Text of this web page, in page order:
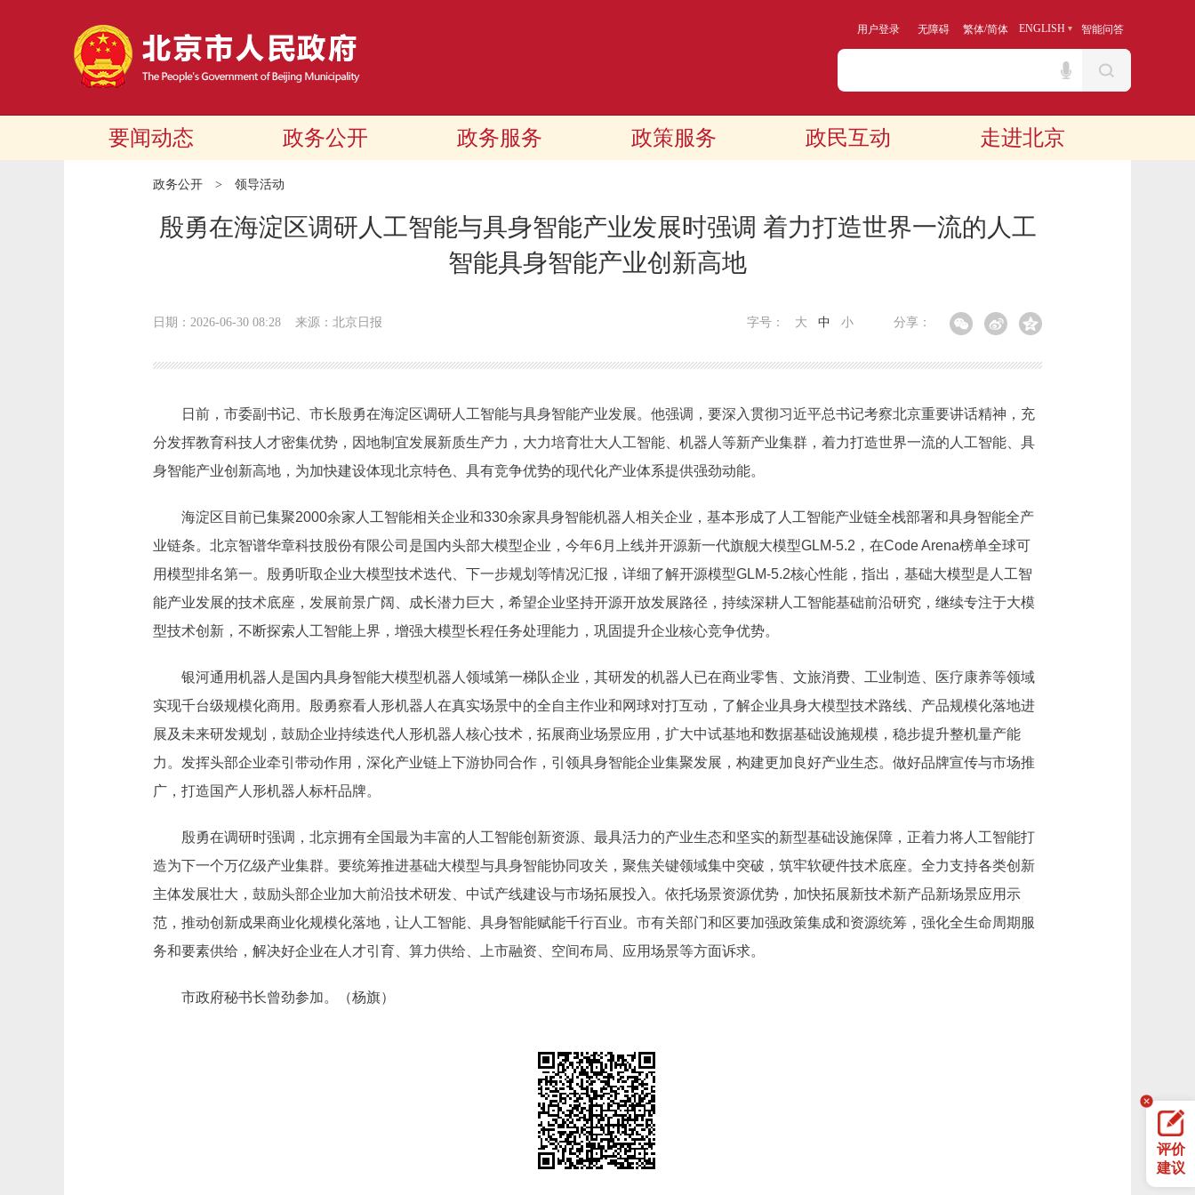
用户登录 无障碍 繁体/简体 ENGLISH 智能问答
要闻动态 政务公开 政务服务 政策服务 政民互动 走进北京
政务公开 > 领导活动
殷勇在海淀区调研人工智能与具身智能产业发展时强调 着力打造世界一流的人工
智能具身智能产业创新高地
日期：2026-06-30 08:28 来源：北京日报 分享：
字号： 大 中 小
日前，市委副书记、市长殷勇在海淀区调研人工智能与具身智能产业发展。他强调，要深入贯彻习近平总书记考察北京重要讲话精神，充
分发挥教育科技人才密集优势，因地制宜发展新质生产力，大力培育壮大人工智能、机器人等新产业集群，着力打造世界一流的人工智能、具
身智能产业创新高地，为加快建设体现北京特色、具有竞争优势的现代化产业体系提供强劲动能。
海淀区目前已集聚2000余家人工智能相关企业和330余家具身智能机器人相关企业，基本形成了人工智能产业链全栈部署和具身智能全产
业链条。北京智谱华章科技股份有限公司是国内头部大模型企业，今年6月上线并开源新一代旗舰大模型GLM-5.2，在Code Arena榜单全球可
用模型排名第一。殷勇听取企业大模型技术迭代、下一步规划等情况汇报，详细了解开源模型GLM-5.2核心性能，指出，基础大模型是人工智
能产业发展的技术底座，发展前景广阔、成长潜力巨大，希望企业坚持开源开放发展路径，持续深耕人工智能基础前沿研究，继续专注于大模
型技术创新，不断探索人工智能上界，增强大模型长程任务处理能力，巩固提升企业核心竞争优势。
银河通用机器人是国内具身智能大模型机器人领域第一梯队企业，其研发的机器人已在商业零售、文旅消费、工业制造、医疗康养等领域
实现千台级规模化商用。殷勇察看人形机器人在真实场景中的全自主作业和网球对打互动，了解企业具身大模型技术路线、产品规模化落地进
展及未来研发规划，鼓励企业持续迭代人形机器人核心技术，拓展商业场景应用，扩大中试基地和数据基础设施规模，稳步提升整机量产能
力。发挥头部企业牵引带动作用，深化产业链上下游协同合作，引领具身智能企业集聚发展，构建更加良好产业生态。做好品牌宣传与市场推
广，打造国产人形机器人标杆品牌。
殷勇在调研时强调，北京拥有全国最为丰富的人工智能创新资源、最具活力的产业生态和坚实的新型基础设施保障，正着力将人工智能打
造为下一个万亿级产业集群。要统筹推进基础大模型与具身智能协同攻关，聚焦关键领域集中突破，筑牢软硬件技术底座。全力支持各类创新
主体发展壮大，鼓励头部企业加大前沿技术研发、中试产线建设与市场拓展投入。依托场景资源优势，加快拓展新技术新产品新场景应用示
范，推动创新成果商业化规模化落地，让人工智能、具身智能赋能千行百业。市有关部门和区要加强政策集成和资源统筹，强化全生命周期服
务和要素供给，解决好企业在人才引育、算力供给、上市融资、空间布局、应用场景等方面诉求。
市政府秘书长曾劲参加。（杨旗）
评价
建议